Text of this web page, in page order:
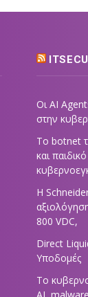
Οι AI
στην
Το botnet
και
Η
800 VDC,
Direct
Υποδομές
Το